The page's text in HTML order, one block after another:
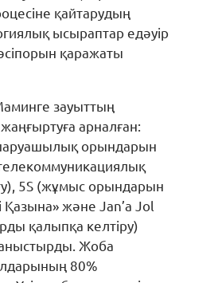
қайтарудың
ысыраптар едәуір
қаражаты
зауыттың
арналған:
орындарын
5S (жұмыс орындарын
Қазына» және Jan’a Jol
қалыпқа келтіру)
Жоба
80%